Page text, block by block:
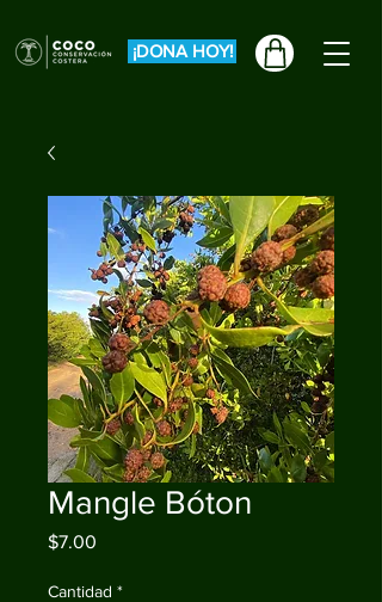
¡DONA HOY!
Mangle Bóton
$7.00
Cantidad *